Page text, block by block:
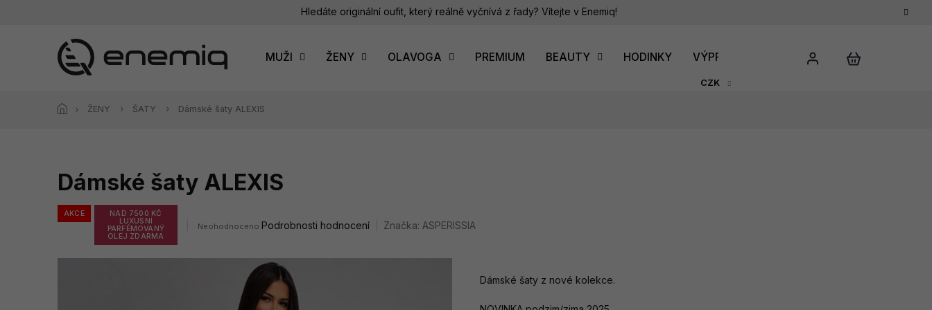
Hledáte originální oufit, který reálně vyčnívá z řady? Vítejte v Enemiq!
CZK
MUŽI ŽENY OLAVOGA PREMIUM BEAUTY HODINKY VÝPRODEJ DÁRKOVÝ POUKAZ
ŽENY ŠATY Dámské šaty ALEXIS
Dámské šaty ALEXIS
AKCE
NAD 7500 KČ
LUXUSNÍ
PARFÉMOVANÝ
OLEJ ZDARMA
Průměrné
Neohodnoceno Podrobnosti hodnocení Značka: ASPERISSIA
Dámské šaty z nové kolekce.